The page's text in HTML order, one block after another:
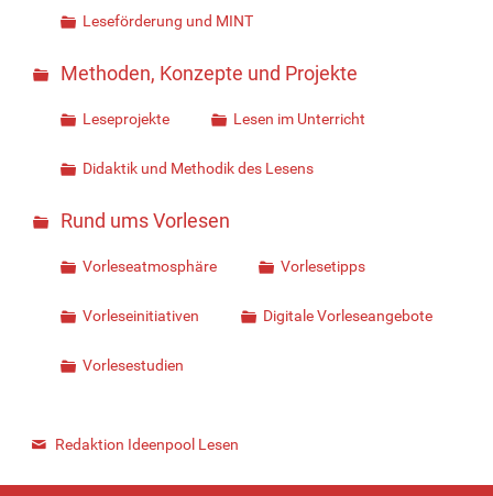
Leseförderung und MINT
Methoden, Konzepte und Projekte
Leseprojekte Lesen im Unterricht
Didaktik und Methodik des Lesens
Rund ums Vorlesen
Vorleseatmosphäre Vorlesetipps
Vorleseinitiativen Digitale Vorleseangebote
Vorlesestudien
Redaktion Ideenpool Lesen